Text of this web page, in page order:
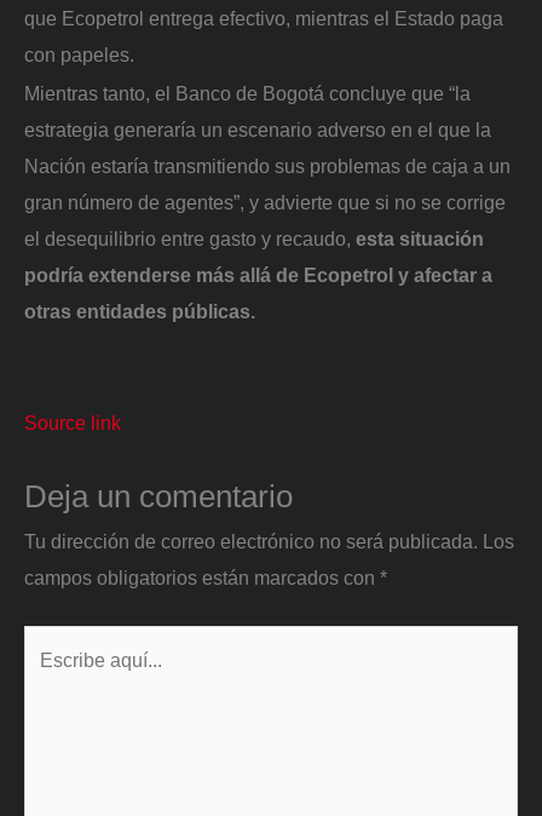
que Ecopetrol entrega efectivo, mientras el Estado paga
con papeles.
Mientras tanto, el Banco de Bogotá concluye que “la
estrategia generaría un escenario adverso en el que la
Nación estaría transmitiendo sus problemas de caja a un
gran número de agentes”, y advierte que si no se corrige
el desequilibrio entre gasto y recaudo, esta situación
podría extenderse más allá de Ecopetrol y afectar a
otras entidades públicas.
Source link
Deja un comentario
Tu dirección de correo electrónico no será publicada.
Los
campos obligatorios están marcados con *